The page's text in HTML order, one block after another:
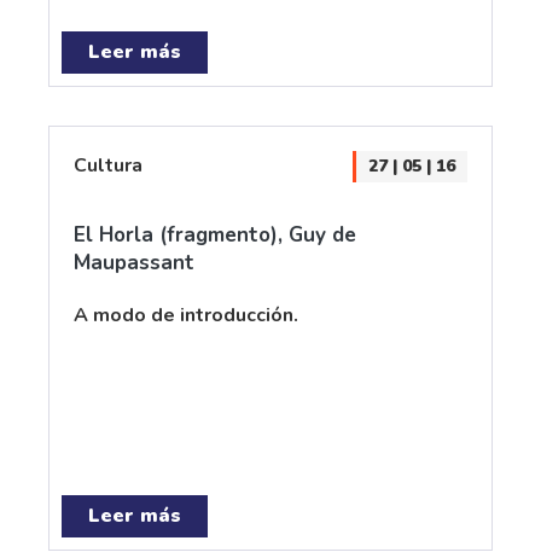
Leer más
Cultura 27 | 05 | 16
El Horla (fragmento), Guy de
Maupassant
A modo de introducción.
Leer más